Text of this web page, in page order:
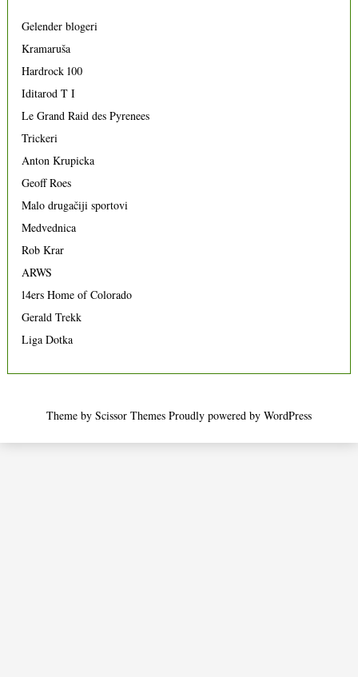
Gelender blogeri
Kramaruša
Hardrock 100
Iditarod T I
Le Grand Raid des Pyrenees
Trickeri
Anton Krupicka
Geoff Roes
Malo drugačiji sportovi
Medvednica
Rob Krar
ARWS
14ers Home of Colorado
Gerald Trekk
Liga Dotka
Theme by Scissor Themes Proudly powered by WordPress